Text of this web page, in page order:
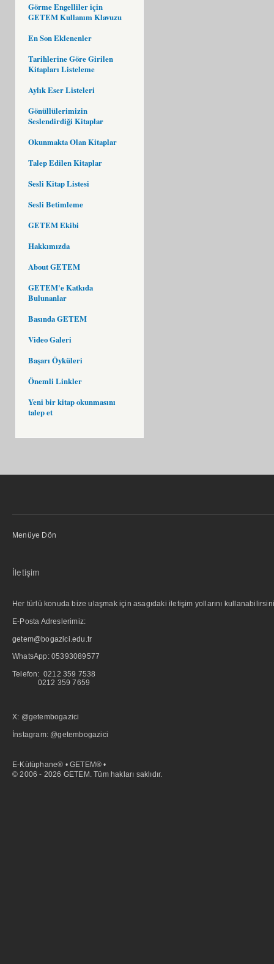
Görme Engelliler için
GETEM Kullanım Klavuzu
En Son Eklenenler
Tarihlerine Göre Girilen
Kitapları Listeleme
Aylık Eser Listeleri
Gönüllülerimizin
Seslendirdiği Kitaplar
Okunmakta Olan Kitaplar
Talep Edilen Kitaplar
Sesli Kitap Listesi
Sesli Betimleme
GETEM Ekibi
Hakkımızda
About GETEM
GETEM'e Katkıda
Bulunanlar
Basında GETEM
Video Galeri
Başarı Öyküleri
Önemli Linkler
Yeni bir kitap okunmasını
talep et
Menüye Dön
İletişim
Her türlü konuda bize ulaşmak için asagıdaki iletişim yollarını
E-Posta Adreslerimiz:
getem@bogazici.edu.tr
WhatsApp: 05393089577
Telefon: 0212 359 7538
0212 359 7659
X: @getembogazici
İnstagram: @getembogazici
E-Kütüphane® • GETEM® •
© 2006 - 2026 GETEM. Tüm hakları saklıdır.